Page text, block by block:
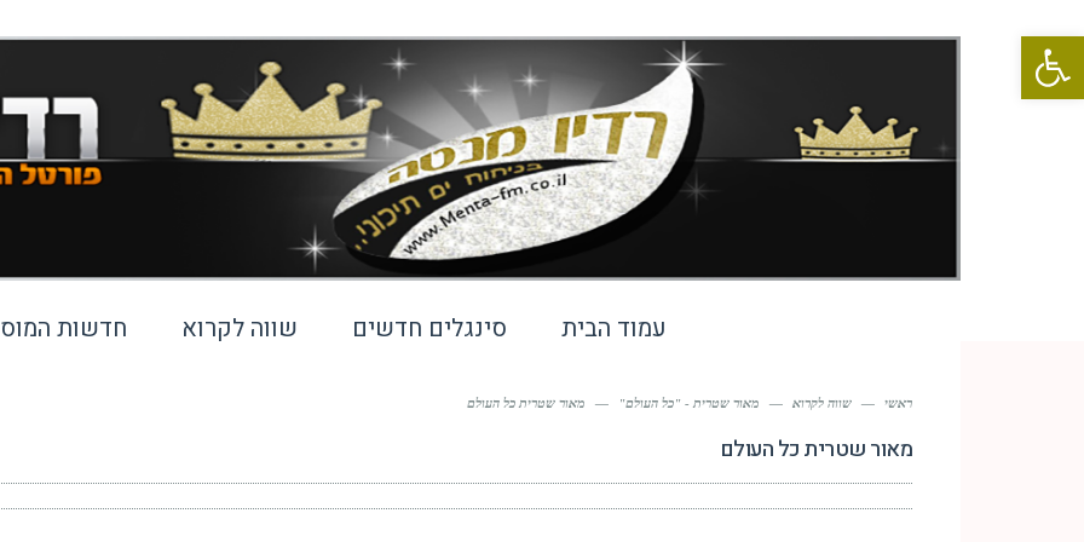
פתח סרגל נגישות
עמוד הבית סינגלים חדשים שווה לקרוא חדשות
ראשי — שווה לקרוא — מאור שטרית - "כל העולם" — מאור שטרית כל העולם
מאור שטרית כל העולם